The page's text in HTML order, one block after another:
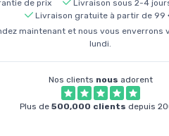
de prix
Livraison sous 2-4
Livraison gratuite à partir de 99
maintenant et nous vous enverrons
lundi.
Nos clients nous adorent
Plus de 500,000 clients depuis